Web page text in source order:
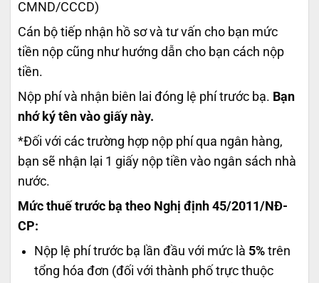
CMND/CCCD)
Cán bộ tiếp nhận hồ sơ và tư vấn cho bạn mức
tiền nộp cũng như hướng dẫn cho bạn cách nộp
tiền.
Nộp phí và nhận biên lai đóng lệ phí trước bạ. Bạn
nhớ ký tên vào giấy này.
*Đối với các trường hợp nộp phí qua ngân hàng,
bạn sẽ nhận lại 1 giấy nộp tiền vào ngân sách nhà
nước.
Mức thuế trước bạ theo Nghị định 45/2011/NĐ-
CP:
Nộp lệ phí trước bạ lần đầu với mức là 5%trên
tổng hóa đơn (đối với thành phố trực thuộc